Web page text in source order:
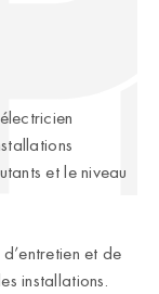
et le niveau
et de
installations.